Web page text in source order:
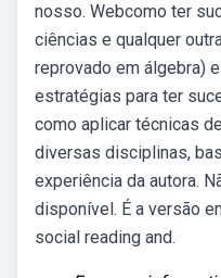
nosso. Webcomo ter
ciências e qualquer
reprovado em álgebra)
estratégias para ter
como aplicar técnicas
diversas disciplinas,
experiência da autora.
disponível. É a versão
social reading and.